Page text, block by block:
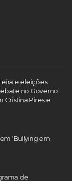
e eleições
no Governo
Cristina Pires e
‘Bullying em
de